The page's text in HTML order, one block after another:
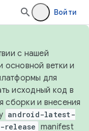
Войти
с нашей
ветки и
для
исходный код в
сборки и внесения
android-latest-
manifest